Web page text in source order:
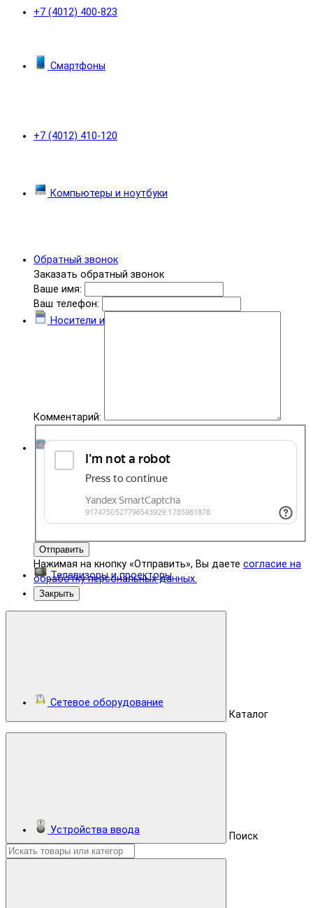
+7 (4012) 400-823
+7 (4012) 410-120
Обратный звонок
Заказать обратный звонок
Ваше имя:
Ваш телефон:
Комментарий:
Отправить
Нажимая на кнопку «Отправить», Вы даете согласие на
обработку персональных данных.
Закрыть
Каталог
Поиск
Смартфоны
Компьютеры и ноутбуки
Носители информации
Комплектующие
Телевизоры и проекторы
Сетевое оборудование
Устройства ввода